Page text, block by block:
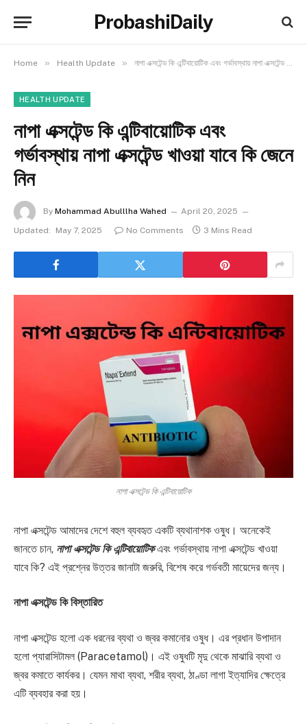
ProbashiDaily
Home » Health Update » নাপা এক্সটেন্ড কি এন্টিবায়োটিক এবং গর্ভাবস্থায় নাপা এক্সটেন্ড খাওয়া যাবে কি জেনে নিন
HEALTH UPDATE
নাপা এক্সটেন্ড কি এন্টিবায়োটিক এবং
গর্ভাবস্থায় নাপা এক্সটেন্ড খাওয়া যাবে কি জেনে
নিন
By Mohammad Abulllha Wahed
April 20, 2025
Updated:
May 7, 2025 No Comments 3 Mins Read
নাপা এক্সটেন্ড কি এন্টিবায়োটিক
নাপা এক্সটেন্ড আমাদের দেশে বহুল ব্যবহৃত একটি ব্যথানাশক ওষুধ। অনেকেই
জানতে চান, নাপা এক্সটেন্ড কি এন্টিবায়োটিকএবং গর্ভাবস্থায় নাপা এক্সটেন্ড খাওয়া
যাবে কি? এই প্রশ্নের উত্তর জানাটা জরুরি, বিশেষ করে গর্ভবতী মায়েদের জন্য।
নাপা এক্সটেন্ড কি বিস্তারিত
নাপা এক্সটেন্ড হলো এক ধরনের ব্যথা ও জ্বর কমানোর ওষুধ। এর প্রধান উপাদান
হলো প্যারাসিটামল (Paracetamol)। এই ওষুধটি মৃদু থেকে মাঝারি ব্যথা ও
জ্বর কমাতে কার্যকর। যেমন মাথা ব্যথা, শরীর ব্যথা, ঠাণ্ডা লাগা ইত্যাদির ক্ষেত্রে
এটি ব্যবহার করা হয়।